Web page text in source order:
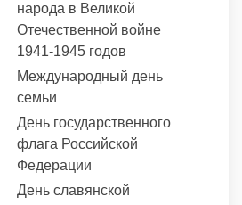
народа в Великой
Отечественной войне
1941-1945 годов
Международный день
семьи
День государственного
флага Российской
Федерации
День славянской